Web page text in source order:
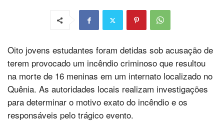
Oito jovens estudantes foram detidas sob acusação de
terem provocado um incêndio criminoso que resultou
na morte de 16 meninas em um internato localizado no
Quênia. As autoridades locais realizam investigações
para determinar o motivo exato do incêndio e os
responsáveis pelo trágico evento.